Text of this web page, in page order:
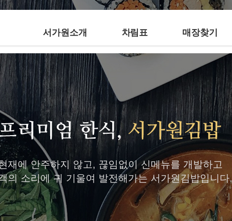
서가원소개 차림표 매장찾기
재에 안주하지 않고, 끊임없이 신메뉴를 개발하고
의 소리에 귀 기울여 발전해가는 서가원김밥입니다.